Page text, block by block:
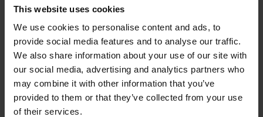
This website uses cookies
We use cookies to personalise content and ads, to
provide social media features and to analyse our traffic.
We also share information about your use of our site with
our social media, advertising and analytics partners who
may combine it with other information that you’ve
provided to them or that they’ve collected from your use
of their services.